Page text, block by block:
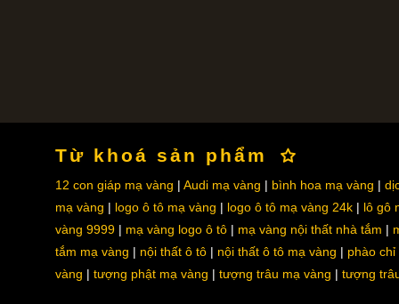
Từ khoá sản phẩm
12 con giáp mạ vàng Audi mạ vàng bình hoa mạ vàng
mạ vàng
logo ô tô mạ vàng logo ô tô mạ vàng 24k
lô gô
vàng 9999
mạ vàng logo ô tô mạ vàng nội thất nhà tắm
tắm mạ vàng
nội thất ô tô nội thất ô tô mạ vàng
phào chỉ
vàng
tượng phật mạ vàng tượng trâu mạ vàng tượng